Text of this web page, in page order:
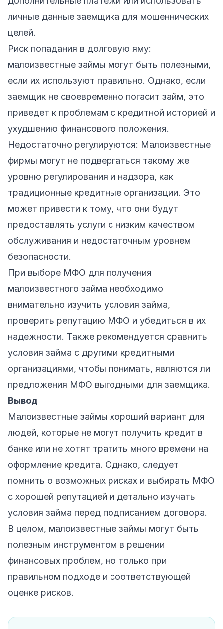
личные данные заемщика для мошеннических
целей.
Риск попадания в долговую яму:
малоизвестные займы могут быть полезными,
если их используют правильно. Однако, если
заемщик не своевременно погасит займ, это
приведет к проблемам с кредитной историей и
ухудшению финансового положения.
Недостаточно регулируются: Малоизвестные
фирмы могут не подвергаться такому же
уровню регулирования и надзора, как
традиционные кредитные организации. Это
может привести к тому, что они будут
предоставлять услуги с низким качеством
обслуживания и недостаточным уровнем
безопасности.
При выборе МФО для получения
малоизвестного займа необходимо
внимательно изучить условия займа,
проверить репутацию МФО и убедиться в их
надежности. Также рекомендуется сравнить
условия займа с другими кредитными
организациями, чтобы понимать, являются ли
предложения МФО выгодными для заемщика.
Вывод
Малоизвестные займы хороший вариант для
людей, которые не могут получить кредит в
банке или не хотят тратить много времени на
оформление кредита. Однако, следует
помнить о возможных рисках и выбирать МФО
с хорошей репутацией и детально изучать
условия займа перед подписанием договора.
В целом, малоизвестные займы могут быть
полезным инструментом в решении
финансовых проблем, но только при
правильном подходе и соответствующей
оценке рисков.